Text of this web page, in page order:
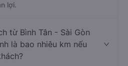
lợi.
từ Bình Tân - Sài Gòn
là bao nhiêu km nếu